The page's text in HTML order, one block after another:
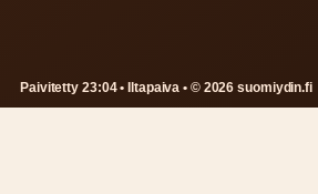
Paivitetty 23:04 • Iltapaiva • © 2026 suomiydin.fi